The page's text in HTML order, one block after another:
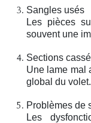
Sangles usés
Les pièces
souvent une
Sections
Une lame mal
global du volet.
Problèmes de
Les